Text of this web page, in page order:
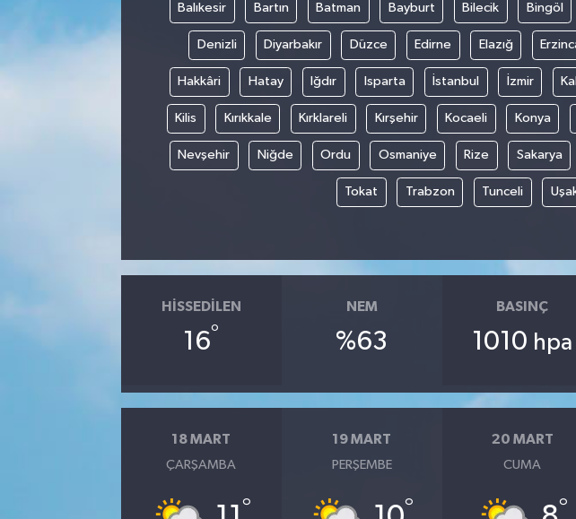
Balıkesir Bartın Batman Bayburt Bilecik Bingöl
Denizli Diyarbakır Düzce Edirne Elazığ
Hakkâri Hatay Iğdır Isparta İstanbul İzmir
Kilis Kırıkkale Kırklareli Kırşehir Kocaeli Konya
Nevşehir Niğde Ordu Osmaniye Rize Sakarya
Tokat Trabzon Tunceli
HISSEDILEN
16°
NEM
%63
BASINÇ
1010 hpa
18 MART
ÇARŞAMBA
°
19 MART
PERŞEMBE
°
20 MART
CUMA
°